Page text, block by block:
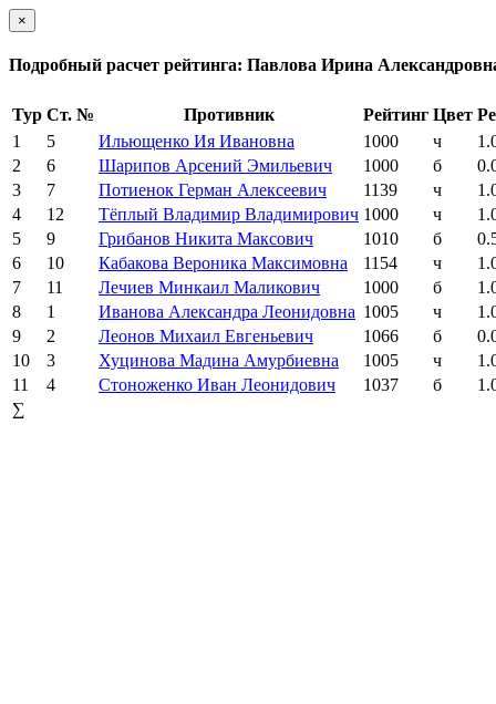
×
Подробный расчет рейтинга: Павлова Ирина
Тур Ст. № Противник Рейтинг Цвет
1
5 Ильющенко Ия Ивановна 1000 ч
2
6 Шарипов Арсений Эмильевич 1000 б
3
7 Потиенок Герман Алексеевич 1139 ч
4
12 Тёплый Владимир Владимирович 1000 ч
5
9 Грибанов Никита Максович 1010 б
6
10 Кабакова Вероника Максимовна 1154 ч
7
11 Лечиев Минкаил Маликович 1000 б
8
1 Иванова Александра Леонидовна 1005 ч
9
2 Леонов Михаил Евгеньевич 1066 б
10
3 Хуцинова Мадина Амурбиевна 1005 ч
11
4 Стоноженко Иван Леонидович 1037 б
∑